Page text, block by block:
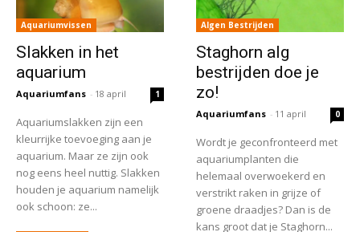
Aquariumvissen
Slakken in het
aquarium
Aquariumfans - 18 april 1
Aquariumslakken zijn een
kleurrijke toevoeging aan je
aquarium. Maar ze zijn ook
nog eens heel nuttig. Slakken
houden je aquarium namelijk
ook schoon: ze...
Algen Bestrijden
Staghorn alg
bestrijden doe je
zo!
Aquariumfans - 11 april 0
Wordt je geconfronteerd met
aquariumplanten die
helemaal overwoekerd en
verstrikt raken in grijze of
groene draadjes? Dan is de
kans groot dat je Staghorn...